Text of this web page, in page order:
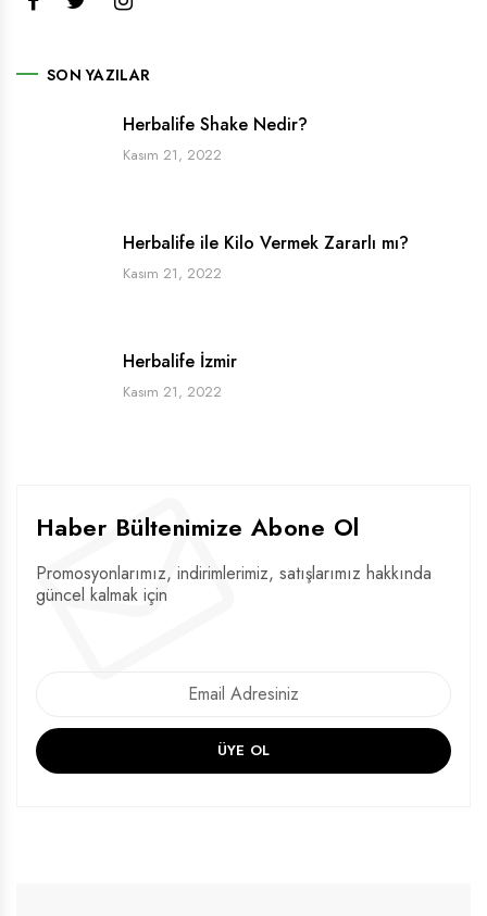
SON YAZILAR
Herbalife Shake Nedir?
Kasım 21, 2022
Herbalife ile Kilo Vermek Zararlı mı?
Kasım 21, 2022
Herbalife İzmir
Kasım 21, 2022
Haber Bültenimize Abone Ol
Promosyonlarımız, indirimlerimiz, satışlarımız hakkında
güncel kalmak için
ÜYE OL